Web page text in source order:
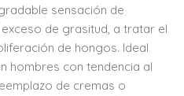
sensación de
de grasitud, a tratar el
de hongos. Ideal
hombres con tendencia al
de cremas o